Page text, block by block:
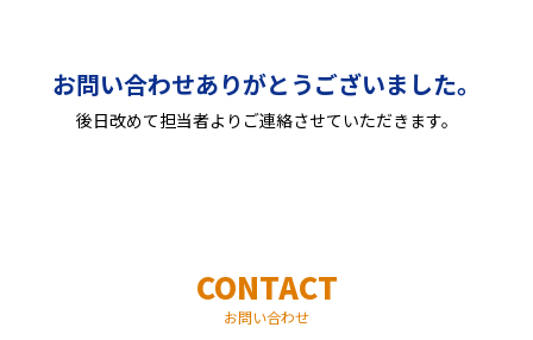
お問い合わせありがとうございました。
後日改めて担当者よりご連絡させていただきます。
CONTACT
お問い合わせ